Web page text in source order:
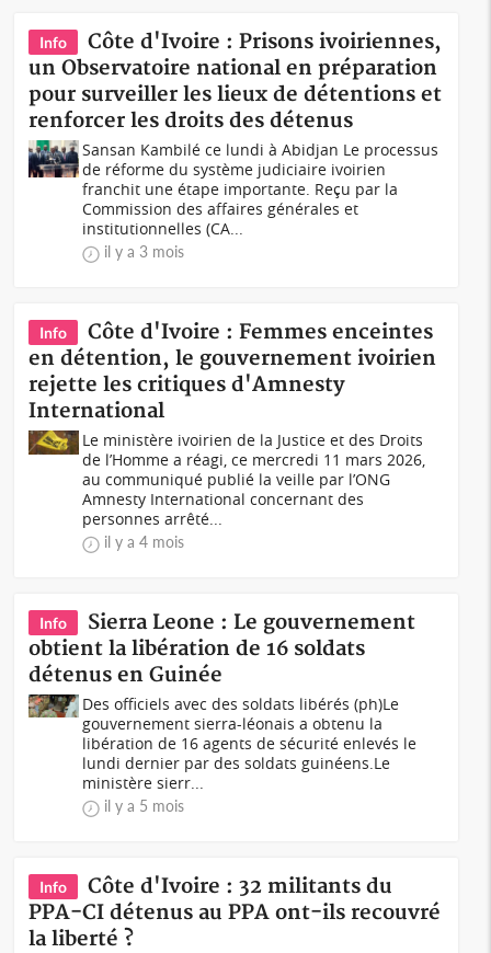
Info
Côte d'Ivoire : Prisons ivoiriennes,
un Observatoire national en préparation
pour surveiller les lieux de détentions et
renforcer les droits des détenus
Sansan Kambilé ce lundi à Abidjan Le processus
de réforme du système judiciaire ivoirien
franchit une étape importante. Reçu par la
Commission des affaires générales et
institutionnelles (CA...
il y a 3 mois
Info
Côte d'Ivoire : Femmes enceintes
en détention, le gouvernement ivoirien
rejette les critiques d'Amnesty
International
Le ministère ivoirien de la Justice et des Droits
de l’Homme a réagi, ce mercredi 11 mars 2026,
au communiqué publié la veille par l’ONG
Amnesty International concernant des
personnes arrêté...
il y a 4 mois
Info
Sierra Leone : Le gouvernement
obtient la libération de 16 soldats
détenus en Guinée
Des officiels avec des soldats libérés (ph)Le
gouvernement sierra-léonais a obtenu la
libération de 16 agents de sécurité enlevés le
lundi dernier par des soldats guinéens.Le
ministère sierr...
il y a 5 mois
Info
Côte d'Ivoire : 32 militants du
PPA-CI détenus au PPA ont-ils recouvré
la liberté ?